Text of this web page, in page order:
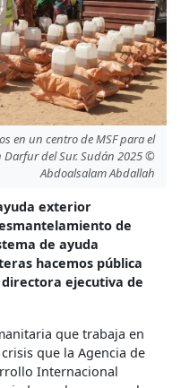
en un centro de MSF para el
del Sur. Sudán 2025 ©
Abdoalsalam Abdallah
exterior
de
de ayuda
hacemos pública
ejecutiva de
que trabaja en
que la Agencia de
Internacional